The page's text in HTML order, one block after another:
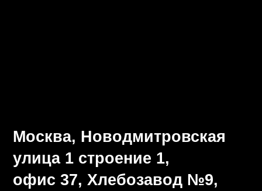
Москва, Новодмитровская
улица 1 строение 1,
офис 37, Хлебозавод №9,